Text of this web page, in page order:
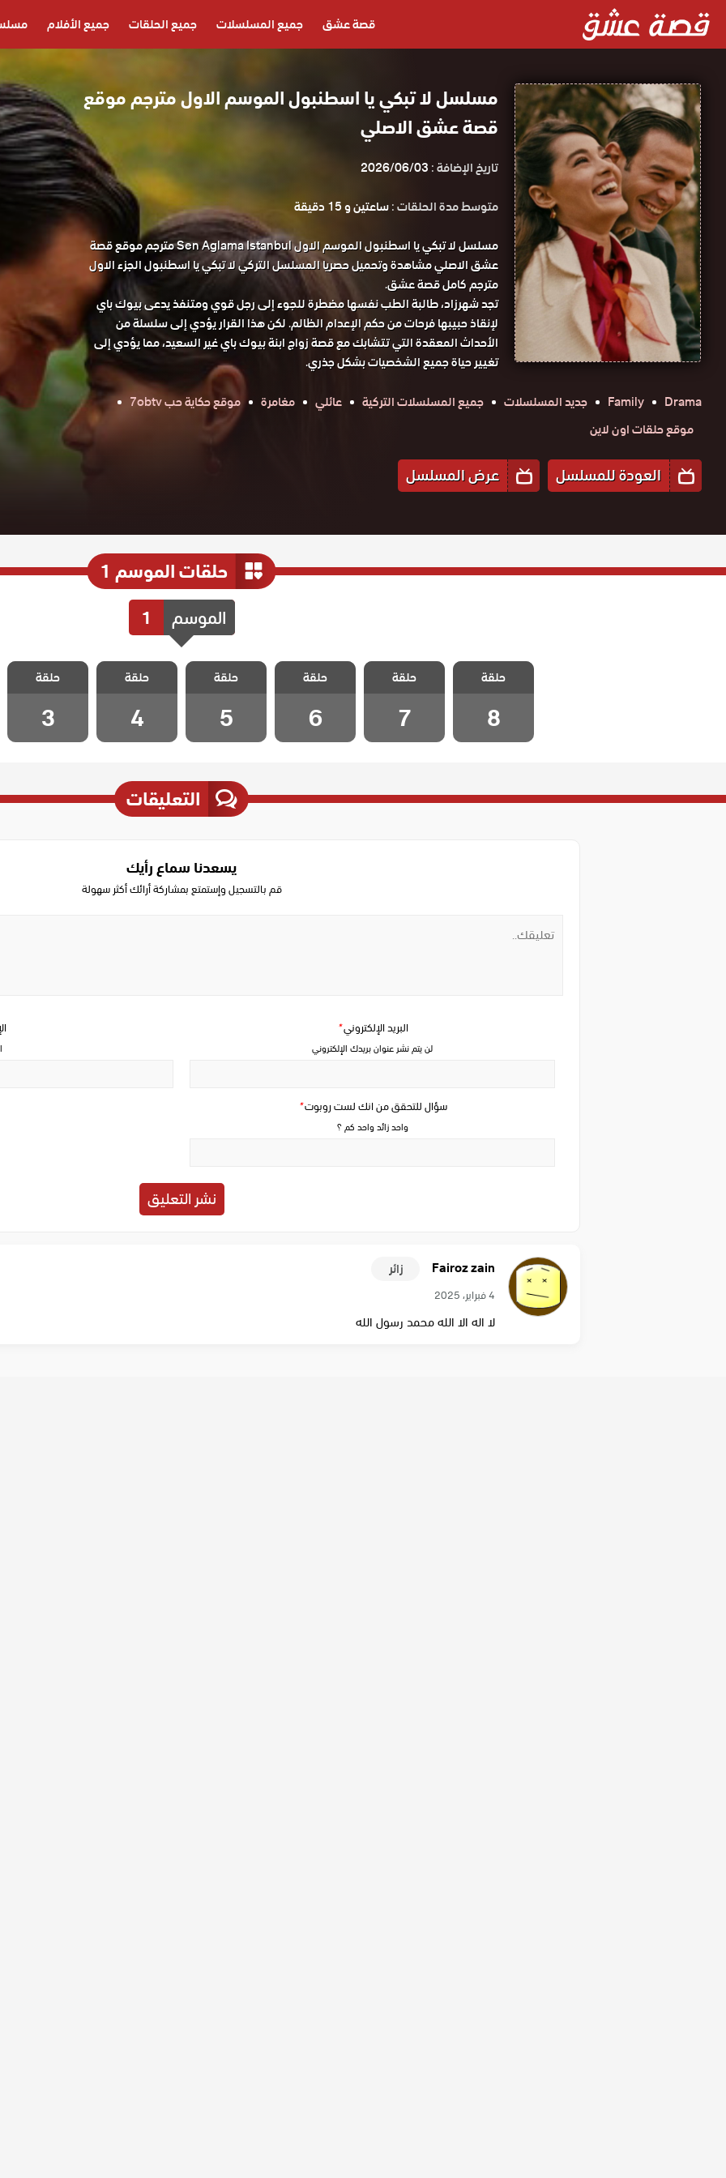
قصة عشق جميع المسلسلات جميع الحلقات جميع الأفلام
مسلسل لا تبكي يا اسطنبول الموسم الاول مترجم موقع
قصة عشق الاصلي
تاريخ الإضافة :2026/06/03
متوسط مدة الحلقات :ساعتين و 15 دقيقة
مسلسل لا تبكي يا اسطنبول الموسم الاول Sen Aglama Istanbul مترجم موقع قصة
عشق الاصلي مشاهدة وتحميل حصريا المسلسل التركي لا تبكي يا اسطنبول الجزء الاول
مترجم كامل قصة عشق.
تجد شهرزاد، طالبة الطب نفسها مضطرة للجوء إلى رجل قوي ومتنفذ يدعى بيوك باي
لإنقاذ حبيبها فرحات من حكم الإعدام الظالم. لكن هذا القرار يؤدي إلى سلسلة من
الأحداث المعقدة التي تتشابك مع قصة زواج ابنة بيوك باي غير السعيد، مما يؤدي إلى
تغيير حياة جميع الشخصيات بشكل جذري.
Drama
Family جديد المسلسلات جميع المسلسلات التركية عائلي مغامرة
موقع حكاية حب 7obtv
موقع حلقات اون لاين
العودة للمسلسل عرض المسلسل
حلقات الموسم 1
الموسم 1
يا اسطنبول
والاخيرة
حلقة
8
مسلسل لا تبكي
يا اسطنبول
الحلقة 7
حلقة
7
مسلسل لا تبكي
يا اسطنبول
الحلقة 6
حلقة
6
مسلسل لا تبكي
يا اسطنبول
الحلقة 5
حلقة
5
مسلسل لا تبكي
يا اسطنبول
الحلقة 4
حلقة
4
مسلسل لا تبكي
يا اسطنبول
الحلقة 3
حلقة
3
التعليقات
يسعدنا سماع رأيك
قم بالتسجيل وإستمتع بمشاركة أرائك أكثر سهولة
سؤال للتحقق من انك لست روبوت*
واحد زائد واحد كم ؟
البريد الإلكتروني*
لن يتم نشر عنوان بريدك الإلكتروني
Fairoz zain زائر
4 فبراير، 2025
لا اله الا الله محمد رسول الله